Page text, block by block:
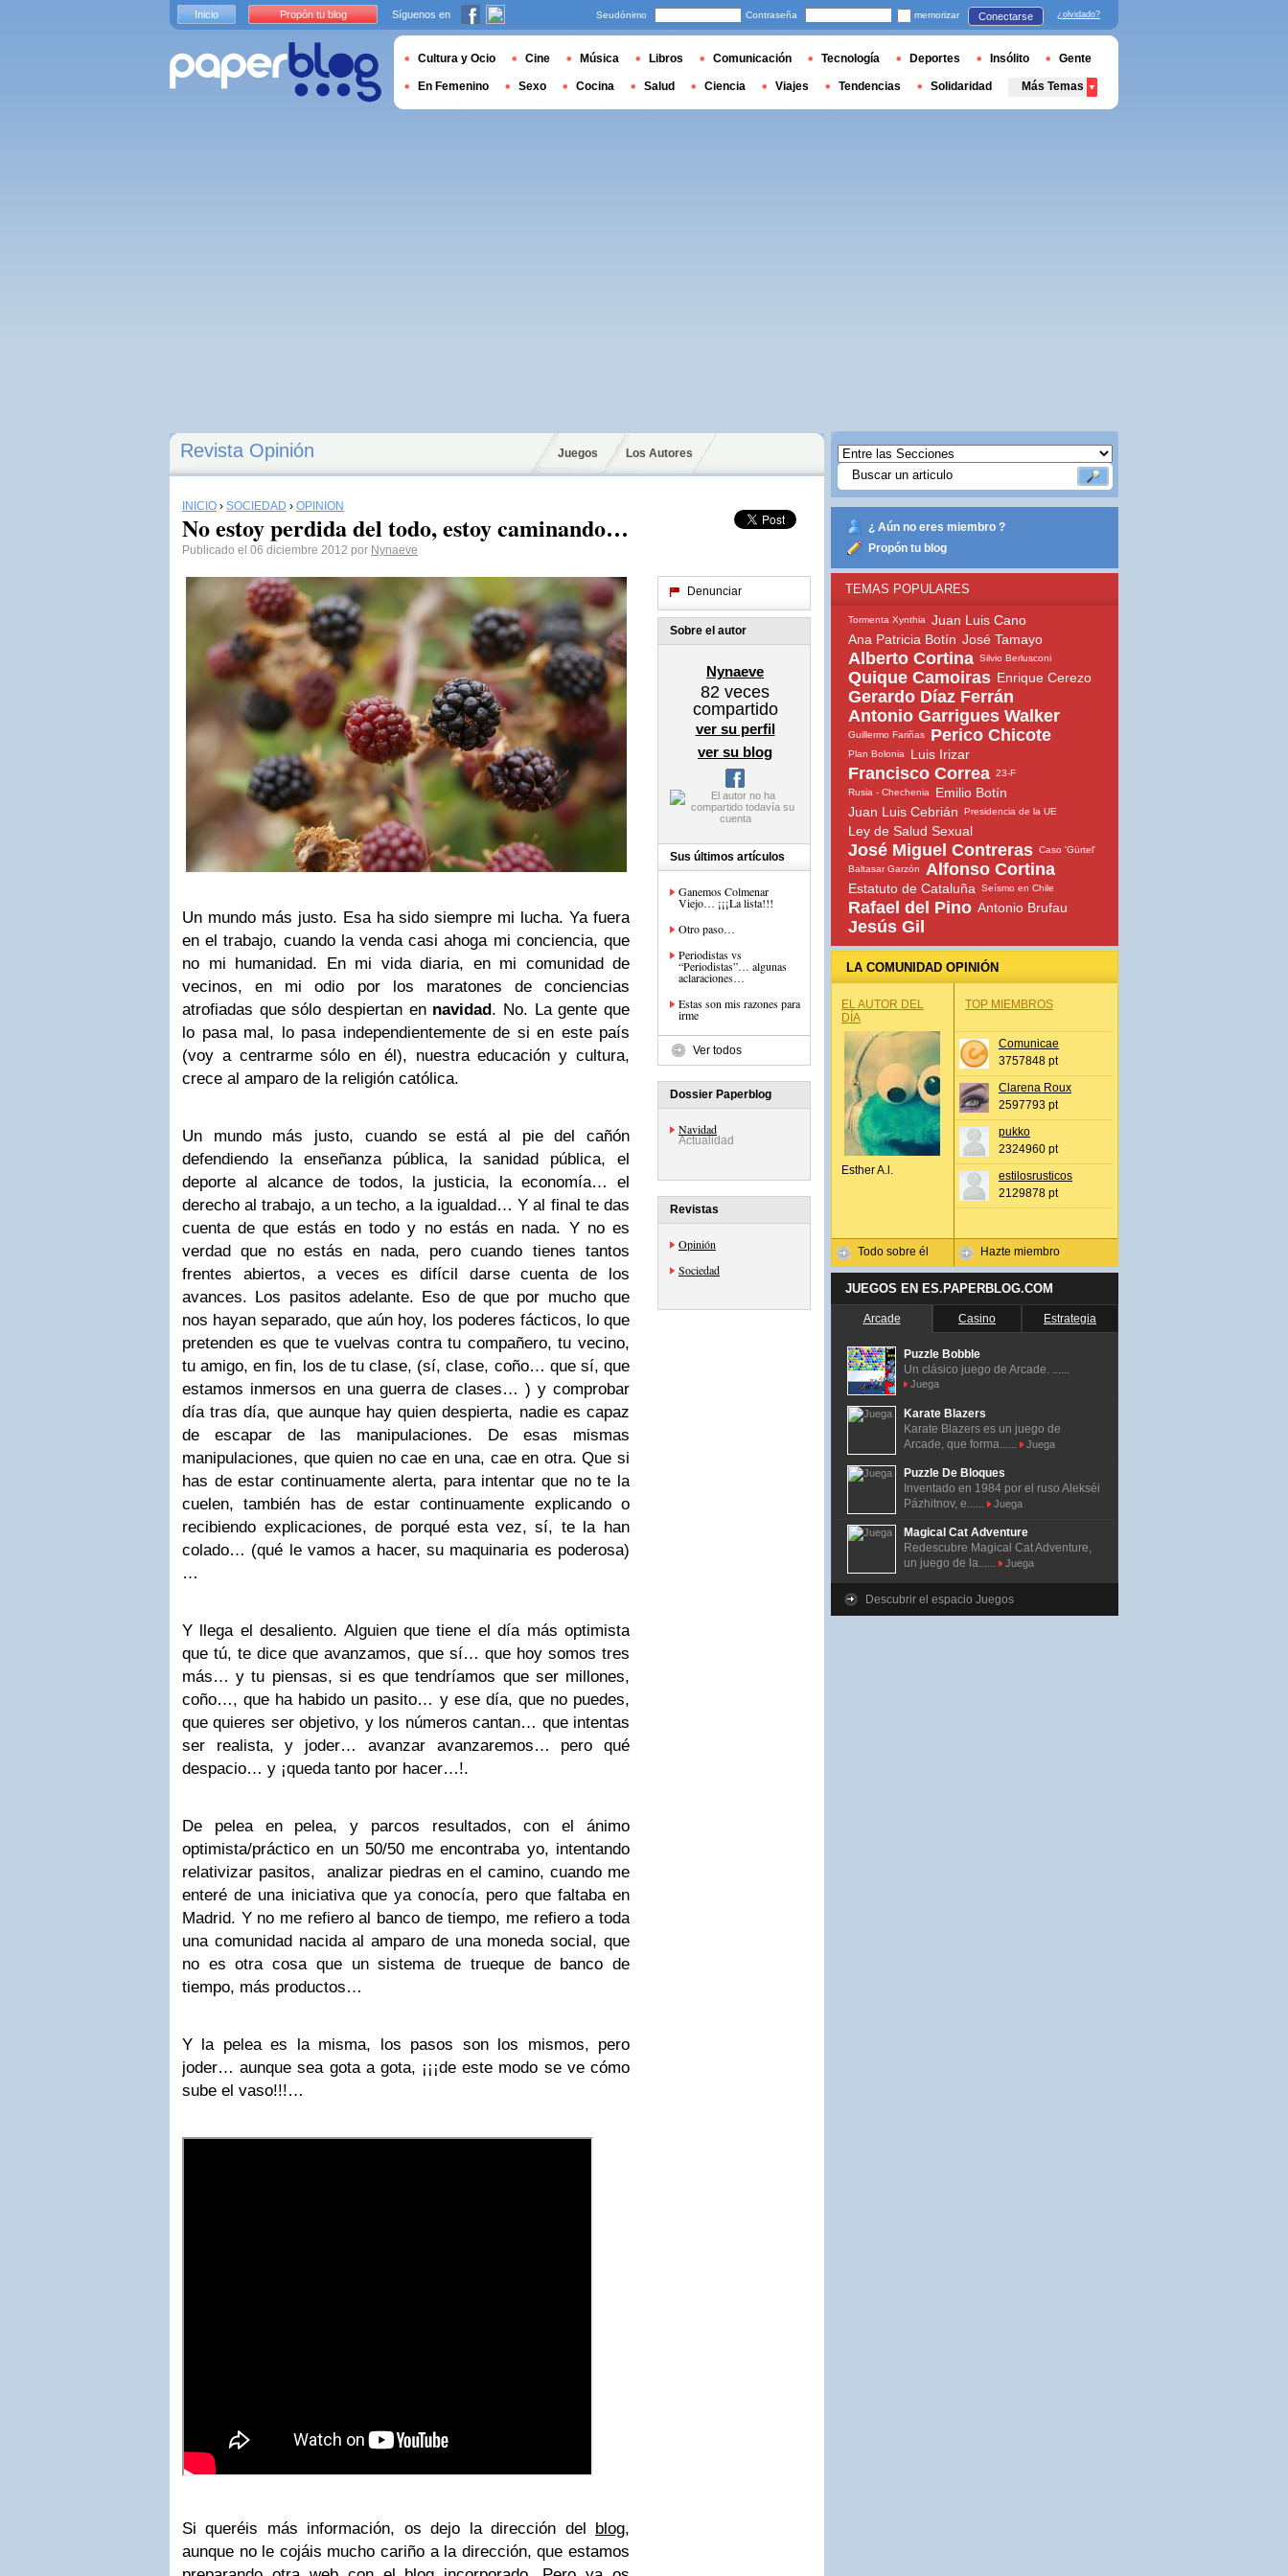
Revista Opinión Juegos Los Autores
INICIO › SOCIEDAD › OPINIÓN
No estoy perdida del todo, estoy caminando…
Publicado el 06 diciembre 2012 por Nynaeve
Un mundo más justo. Esa ha sido siempre mi lucha. Ya fuera
en el trabajo, cuando la venda casi ahoga mi conciencia, que
no mi humanidad. En mi vida diaria, en mi comunidad de
vecinos, en mi odio por los maratones de conciencias
atrofiadas que sólo despiertan en navidad. No. La gente que
lo pasa mal, lo pasa independientemente de si en este país
(voy a centrarme sólo en él), nuestra educación y cultura,
crece al amparo de la religión católica.
Un mundo más justo, cuando se está al pie del cañón
defendiendo la enseñanza pública, la sanidad pública, el
deporte al alcance de todos, la justicia, la economía… el
derecho al trabajo, a un techo, a la igualdad… Y al final te das
cuenta de que estás en todo y no estás en nada. Y no es
verdad que no estás en nada, pero cuando tienes tantos
frentes abiertos, a veces es difícil darse cuenta de los
avances. Los pasitos adelante. Eso de que por mucho que
nos hayan separado, que aún hoy, los poderes fácticos, lo que
pretenden es que te vuelvas contra tu compañero, tu vecino,
tu amigo, en fin, los de tu clase, (sí, clase, coño… que sí, que
estamos inmersos en una guerra de clases… ) y comprobar
día tras día, que aunque hay quien despierta, nadie es capaz
de escapar de las manipulaciones. De esas mismas
manipulaciones, que quien no cae en una, cae en otra. Que si
has de estar continuamente alerta, para intentar que no te la
cuelen, también has de estar continuamente explicando o
recibiendo explicaciones, de porqué esta vez, sí, te la han
colado… (qué le vamos a hacer, su maquinaria es poderosa)
…
Y llega el desaliento. Alguien que tiene el día más optimista
que tú, te dice que avanzamos, que sí… que hoy somos tres
más… y tu piensas, si es que tendríamos que ser millones,
coño…, que ha habido un pasito… y ese día, que no puedes,
que quieres ser objetivo, y los números cantan… que intentas
ser realista, y joder… avanzar avanzaremos… pero qué
despacio… y ¡queda tanto por hacer…!.
De pelea en pelea, y parcos resultados, con el ánimo
optimista/práctico en un 50/50 me encontraba yo, intentando
relativizar pasitos, analizar piedras en el camino, cuando me
enteré de una iniciativa que ya conocía, pero que faltaba en
Madrid. Y no me refiero al banco de tiempo, me refiero a toda
una comunidad nacida al amparo de una moneda social, que
no es otra cosa que un sistema de trueque de banco de
tiempo, más productos…
Y la pelea es la misma, los pasos son los mismos, pero
joder… aunque sea gota a gota, ¡¡¡de este modo se ve cómo
sube el vaso!!!…
Si queréis más información, os dejo la dirección del blog,
aunque no le cojáis mucho cariño a la dirección, que estamos
Denunciar
Sobre el autor
Nynaeve
82 veces
compartido
ver su perfil
ver su blog
Sus últimos artículos
Ganemos Colmenar
Viejo… ¡¡¡La lista!!!
Otro paso…
Periodistas vs
“Periodistas”… algunas
aclaraciones…
Estas son mis razones para
irme
Ver todos
Dossier Paperblog
Navidad
Actualidad
Revistas
Opinión
Sociedad
¿ Aún no eres miembro ?
Propón tu blog
TEMAS POPULARES
Tormenta Xynthia
Juan Luis Cano
Ana Patricia Botín José Tamayo
Alberto Cortina Silvio Berlusconi
Quique Camoiras Enrique Cerezo
Gerardo Díaz Ferrán
Antonio Garrigues Walker
Guillermo Fariñas Perico Chicote
Plan Bolonia Luis Irizar
Francisco Correa 23-F
Rusia - Chechenia
Emilio Botín
Juan Luis Cebrián
Presidencia de la UE
Ley de Salud Sexual
José Miguel Contreras Caso 'Gürtel'
Baltasar Garzón
Alfonso Cortina
Estatuto de Cataluña Seísmo en Chile
Rafael del Pino Antonio Brufau
Jesús Gil
LA COMUNIDAD OPINIÓN
EL AUTOR DEL
DÍA
Esther A.l.
Todo sobre él
TOP MIEMBROS
Comunicae
3757848 pt
Clarena Roux
2597793 pt
pukko
2324960 pt
estilosrusticos
2129878 pt
Hazte miembro
JUEGOS EN ES.PAPERBLOG.COM
Arcade Casino Estrategia
Puzzle Bobble
Un clásico juego de Arcade. ......
Juega
Karate Blazers
Karate Blazers es un juego de
Arcade, que forma......
Juega
Puzzle De Bloques
Inventado en 1984 por el ruso Alekséi
Pázhitnov, e......
Juega
Magical Cat Adventure
Redescubre Magical Cat Adventure,
un juego de la......
Juega
Descubrir el espacio Juegos
Inicio Propón tu blog Síguenos en Seudónimo Contraseña memorizar Conectarse ¿olvidado?
Cultura y Ocio Cine Música Libros Comunicación Tecnología Deportes Insólito Gente
En Femenino Sexo Cocina Salud Ciencia Viajes Tendencias Solidaridad Más Temas